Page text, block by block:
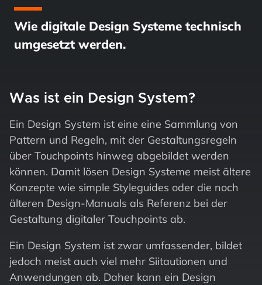
Wie digitale Design Systeme technisch
umgesetzt werden.
Was ist ein Design System?
Ein Design System ist eine eine Sammlung von
Pattern und Regeln, mit der Gestaltungsregeln
über Touchpoints hinweg abgebildet werden
können. Damit lösen Design Systeme meist ältere
Konzepte wie simple Styleguides oder die noch
älteren Design-Manuals als Referenz bei der
Gestaltung digitaler Touchpoints ab.
Ein Design System ist zwar umfassender, bildet
jedoch meist auch viel mehr Siitautionen und
Anwendungen ab. Daher kann ein Design